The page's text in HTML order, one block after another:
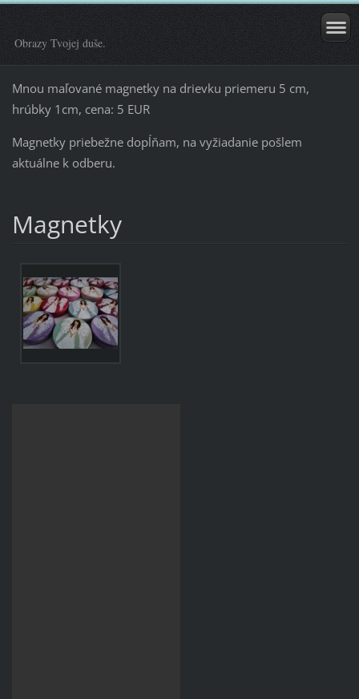
Obrazy Tvojej duše.
Mnou maľované magnetky na drievku priemeru 5 cm,
hrúbky 1cm, cena: 5 EUR
Magnetky priebežne dopĺňam, na vyžiadanie pošlem
aktuálne k odberu.
Magnetky